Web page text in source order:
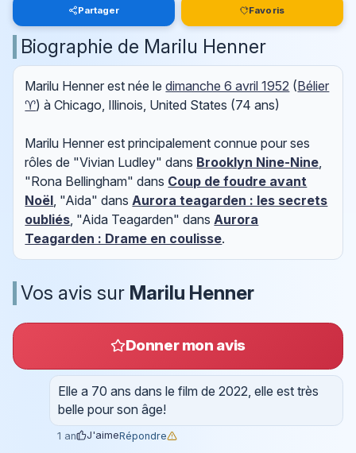
Partager Favoris
Biographie de Marilu Henner
Marilu Henner est née ledimanche 6 avril 1952 (Bélier
♈) à Chicago, Illinois, United States (74 ans)
Marilu Henner est principalement connue pour ses
rôles de "Vivian Ludley" dans Brooklyn Nine-Nine,
"Rona Bellingham" dans Coup de foudre avant
Noël, "Aida" dansAurora teagarden : les secrets
oubliés, "Aida Teagarden" dansAurora
Teagarden : Drame en coulisse.
Vos avis sur Marilu Henner
Donner mon avis
Elle a 70 ans dans le film de 2022, elle est très
belle pour son âge!
1 an J'aimeRépondre